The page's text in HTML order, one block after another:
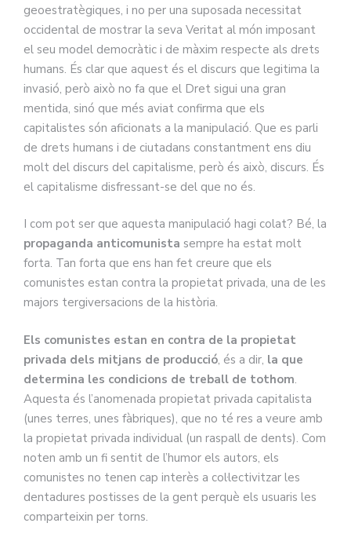
geoestratègiques, i no per una suposada necessitat
occidental de mostrar la seva Veritat al món imposant
el seu model democràtic i de màxim respecte als drets
humans. És clar que aquest és el discurs que legitima la
invasió, però això no fa que el Dret sigui una gran
mentida, sinó que més aviat confirma que els
capitalistes són aficionats a la manipulació. Que es parli
de drets humans i de ciutadans constantment ens diu
molt del discurs del capitalisme, però és això, discurs. És
el capitalisme disfressant-se del que no és.
I com pot ser que aquesta manipulació hagi colat? Bé, la
propaganda anticomunista sempre ha estat molt
forta. Tan forta que ens han fet creure que els
comunistes estan contra la propietat privada, una de les
majors tergiversacions de la història.
Els comunistes estan en contra de la propietat
privada dels mitjans de producció, és a dir, la que
determina les condicions de treball de tothom.
Aquesta és l’anomenada propietat privada capitalista
(unes terres, unes fàbriques), que no té res a veure amb
la propietat privada individual (un raspall de dents). Com
noten amb un fi sentit de l’humor els autors, els
comunistes no tenen cap interès a col·lectivitzar les
dentadures postisses de la gent perquè els usuaris les
comparteixin per torns.